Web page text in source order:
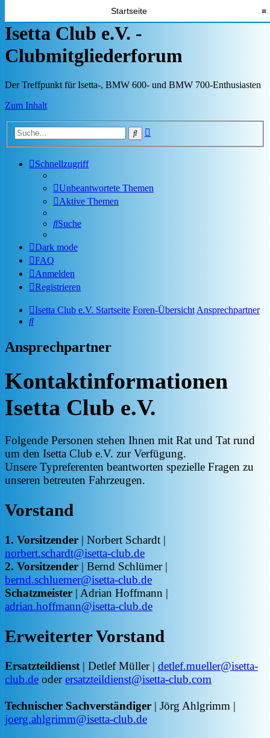
Startseite ≡
Isetta Club e.V. -
Clubmitgliederforum
Der Treffpunkt für Isetta-, BMW 600- und BMW 700-Enthusiasten
Zum Inhalt
Suche
Schnellzugriff
Unbeantwortete Themen
Aktive Themen
Suche
Dark mode
FAQ
Anmelden
Registrieren
Isetta Club e.V. Startseite Foren-Übersicht Ansprechpartner
Suche
Ansprechpartner
Kontaktinformationen
Isetta Club e.V.
Folgende Personen stehen Ihnen mit Rat und Tat rund
um den Isetta Club e.V. zur Verfügung.
Unsere Typreferenten beantworten spezielle Fragen zu
unseren betreuten Fahrzeugen.
Vorstand
1. Vorsitzender | Norbert Schardt |
norbert.schardt@isetta-club.de
2. Vorsitzender | Bernd Schlümer |
bernd.schluemer@isetta-club.de
Schatzmeister | Adrian Hoffmann |
adrian.hoffmann@isetta-club.de
Erweiterter Vorstand
Ersatzteildienst | Detlef Müller | detlef.mueller@isetta-
club.de oderersatzteildienst@isetta-club.com
Technischer Sachverständiger | Jörg Ahlgrimm |
joerg.ahlgrimm@isetta-club.de